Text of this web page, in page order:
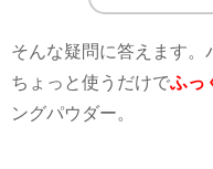
そんな疑問に答えます。
ちょっと使うだけでふっ
ングパウダー。